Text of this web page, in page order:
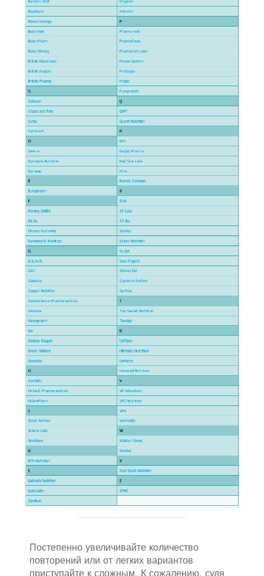
Постепенно увеличивайте количество
повторений или от легких вариантов
приступайте к сложным. К сожалению, судя